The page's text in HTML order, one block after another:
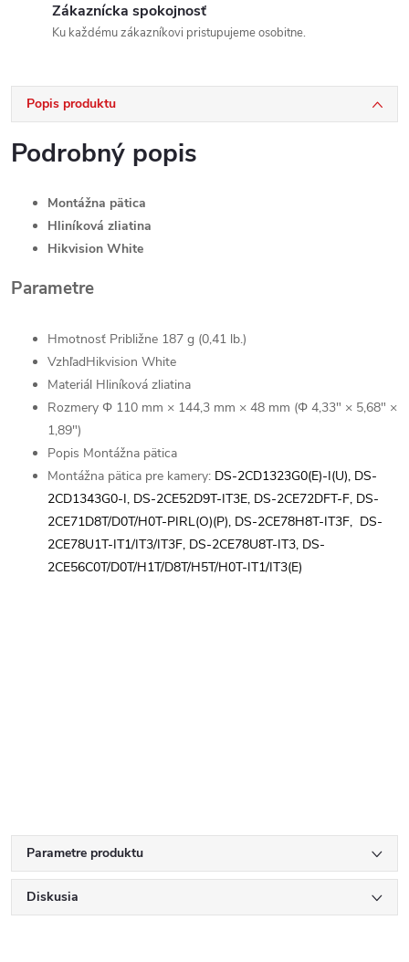
Zákaznícka spokojnosť
Ku každému zákazníkovi pristupujeme osobitne.
Popis produktu
Podrobný popis
Montážna pätica
Hliníková zliatina
Hikvision White
Parametre
Hmotnosť Približne 187 g (0,41 lb.)
VzhľadHikvision White
Materiál Hliníková zliatina
Rozmery Φ 110 mm × 144,3 mm × 48 mm (Φ 4,33" × 5,68" ×
1,89")
Popis Montážna pätica
Montážna pätica pre kamery: DS-2CD1323G0(E)-I(U), DS-
2CD1343G0-I, DS-2CE52D9T-IT3E, DS-2CE72DFT-F, DS-
2CE71D8T/D0T/H0T-PIRL(O)(P), DS-2CE78H8T-IT3F, DS-
2CE78U1T-IT1/IT3/IT3F, DS-2CE78U8T-IT3, DS-
2CE56C0T/D0T/H1T/D8T/H5T/H0T-IT1/IT3(E)
Parametre produktu
Diskusia